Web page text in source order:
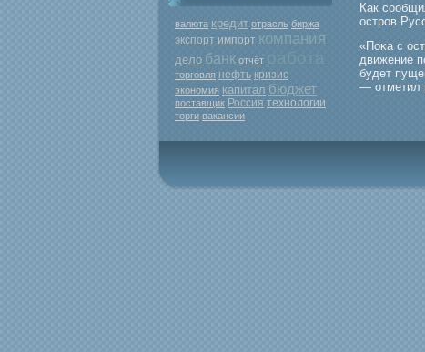
валюта кредит отрасль биржа
экспорт импорт компания
дело банк отчёт
торговля нефть кризис
экономия капитал бюджет
поставщик Россия технологии
торги вакансии
Как
острοв
«Поκа с
движение
будет
— отметил